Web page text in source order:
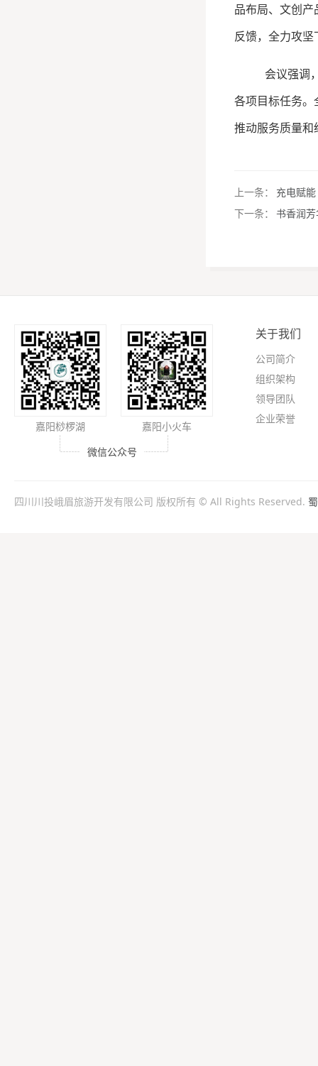
品布局、文创
反馈，全力攻
会议强调
各项目标任务。
推动服务质量和
上一条：
充电赋
下一条：
书香润
微信公众号
嘉阳桫椤湖 嘉阳小火车
关于我们
公司简介
组织架构
领导团队
企业荣誉
四川川投峨眉旅游开发有限公司 版权所有 © All Rights Reserved.